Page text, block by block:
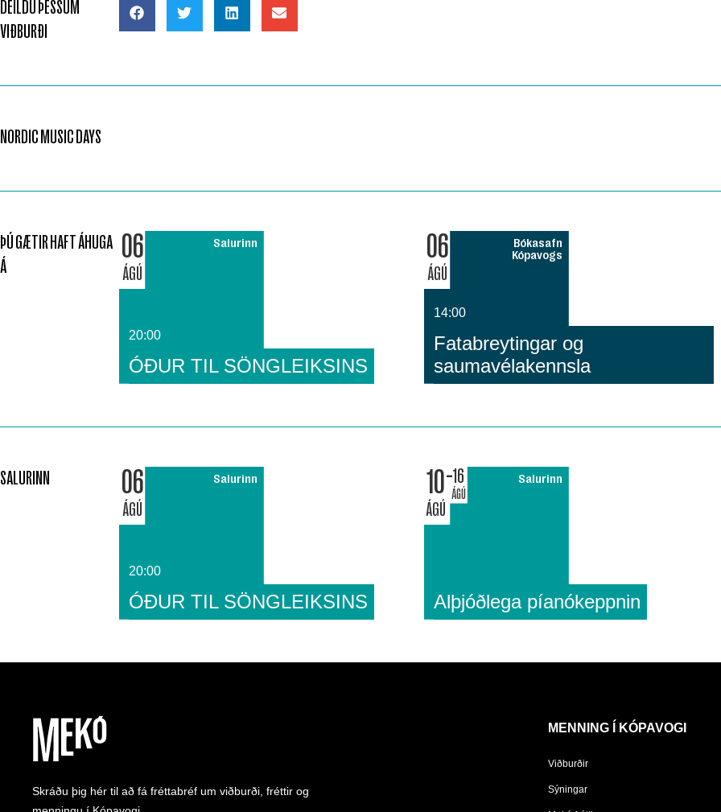
DEILDU ÞESSUM
VIÐBURÐI
NORDIC MUSIC DAYS
ÞÚ GÆTIR HAFT ÁHUGA
Á
06
ÁGÚ
Salurinn
20:00
ÓÐUR TIL SÖNGLEIKSINS
06
ÁGÚ
Bókasafn
Kópavogs
14:00
Fatabreytingar og
saumavélakennsla
SALURINN 06
ÁGÚ
Salurinn
20:00
ÓÐUR TIL SÖNGLEIKSINS
10
ÁGÚ
16
ÁGÚ
Salurinn
Alþjóðlega píanókeppnin
Skráðu þig hér til að fá fréttabréf um viðburði, fréttir og
MENNING Í KÓPAVOGI
Viðburðir
Sýningar